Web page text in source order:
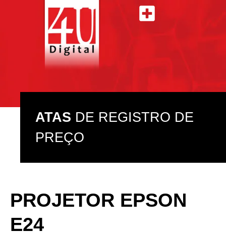
ATAS DE REGISTRO DE
PREÇO
PROJETOR EPSON
E24